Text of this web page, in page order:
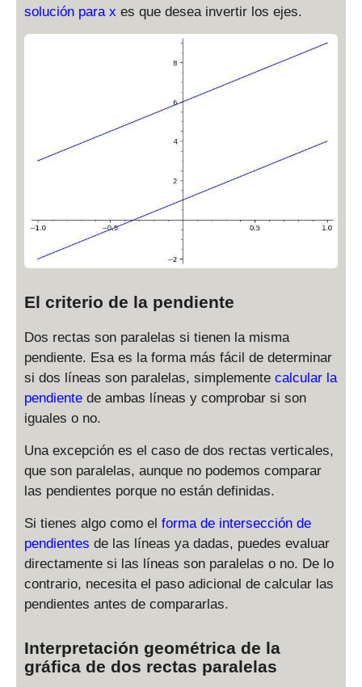
solución para x es que desea invertir los ejes.
El criterio de la pendiente
Dos rectas son paralelas si tienen la misma
pendiente. Esa es la forma más fácil de determinar
si dos líneas son paralelas, simplemente calcular la
pendiente de ambas líneas y comprobar si son
iguales o no.
Una excepción es el caso de dos rectas verticales,
que son paralelas, aunque no podemos comparar
las pendientes porque no están definidas.
Si tienes algo como el forma de intersección de
pendientes de las líneas ya dadas, puedes evaluar
directamente si las líneas son paralelas o no. De lo
contrario, necesita el paso adicional de calcular las
pendientes antes de compararlas.
Interpretación geométrica de la
gráfica de dos rectas paralelas